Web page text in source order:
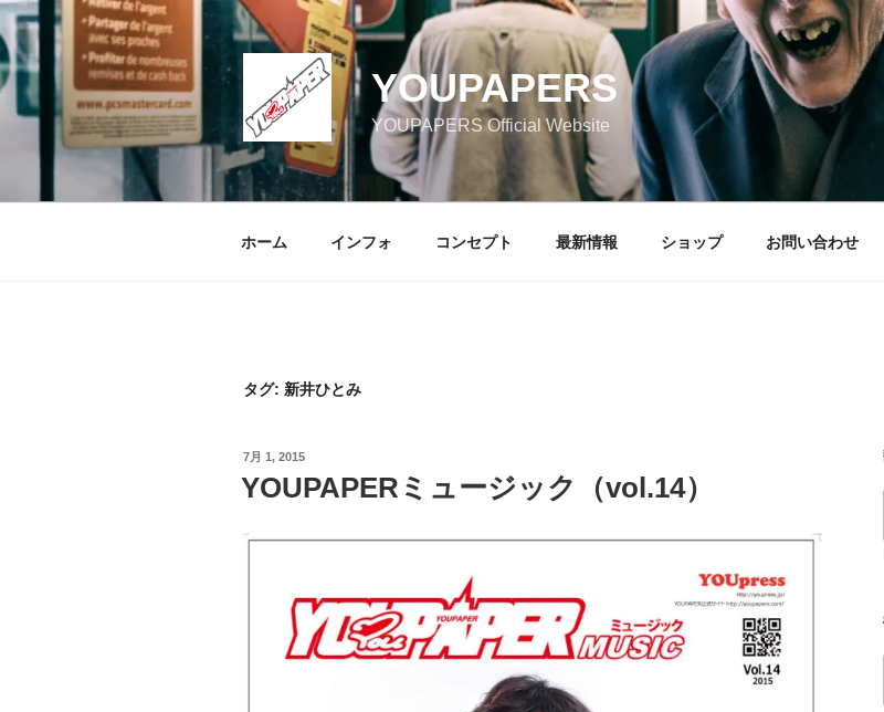
コ
ン
テ
ン
ツ
YOUPAPERS
YOUPAPERS Official Website
ホーム インフォ コンセプト 最新情報 ショップ お問い合わせ
タグ: 新井ひとみ
投
日:
7月 1, 2015
YOUPAPERミュージック（vol.14）